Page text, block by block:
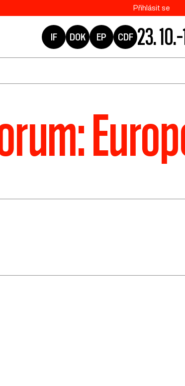
Přihlásit se
IF DOK EP CDF 23.